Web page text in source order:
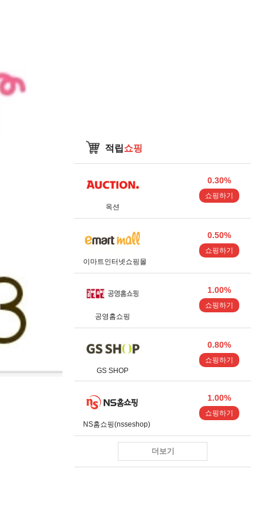
적립쇼핑
옥션
0.30%
쇼핑하기
이마트인터넷쇼핑몰
0.50%
쇼핑하기
공영홈쇼핑
1.00%
쇼핑하기
GS SHOP
0.80%
쇼핑하기
NS홈쇼핑(nsseshop)
1.00%
쇼핑하기
더보기